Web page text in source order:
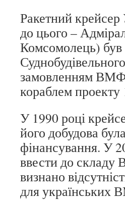
Ракетний
до цього –
Комсомолець)
замовленням ВМФ
кораблем проекту
У 1990 році
його добудова
фінансування. У
ввести до складу
визнано
для українських